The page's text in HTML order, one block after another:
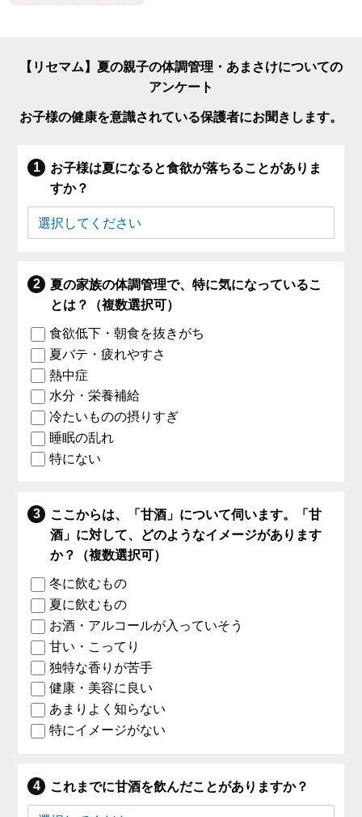
【リセマム】夏の親子の体調管理・あまさけについての
アンケート
お子様の健康を意識されている保護者にお聞きします。
お子様は夏になると食欲が落ちることがありま
すか？
夏の家族の体調管理で、特に気になっているこ
とは？（複数選択可）
食欲低下・朝食を抜きがち
夏バテ・疲れやすさ
熱中症
水分・栄養補給
冷たいものの摂りすぎ
睡眠の乱れ
特にない
ここからは、「甘酒」について伺います。「甘
酒」に対して、どのようなイメージがあります
か？（複数選択可）
冬に飲むもの
夏に飲むもの
お酒・アルコールが入っていそう
甘い・こってり
独特な香りが苦手
健康・美容に良い
あまりよく知らない
特にイメージがない
これまでに甘酒を飲んだことがありますか？